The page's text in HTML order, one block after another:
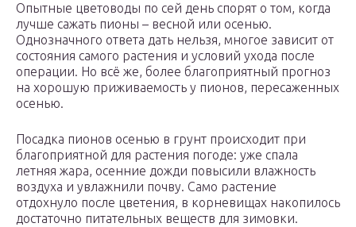
Опытные цветоводы по сей день спорят о том, когда
лучше сажать пионы – весной или осенью.
Однозначного ответа дать нельзя, многое зависит от
состояния самого растения и условий ухода после
операции. Но всё же, более благоприятный прогноз
на хорошую приживаемость у пионов, пересаженных
осенью.
Посадка пионов осенью в грунт происходит при
благоприятной для растения погоде: уже спала
летняя жара, осенние дожди повысили влажность
воздуха и увлажнили почву. Само растение
отдохнуло после цветения, в корневищах накопилось
достаточно питательных веществ для зимовки.